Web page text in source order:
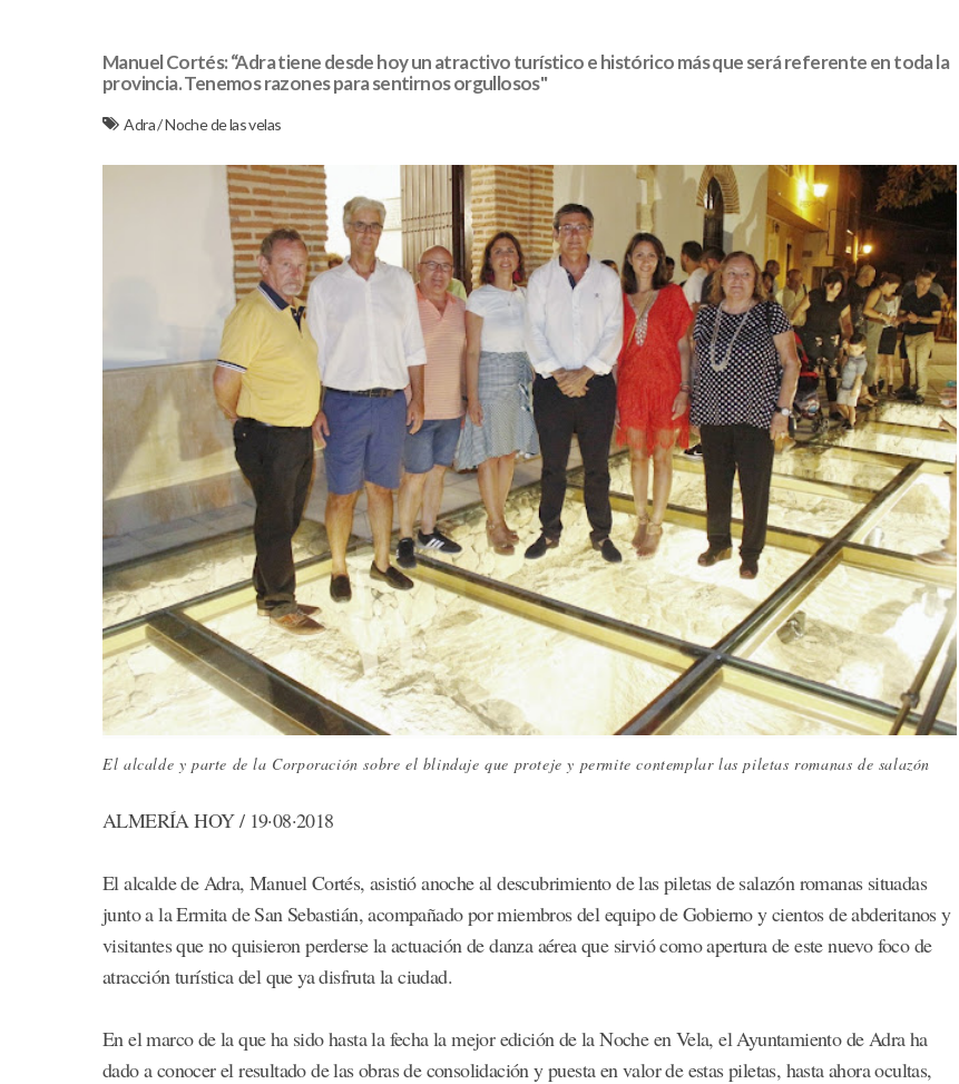
Manuel Cortés: “Adra tiene desde hoy un atractivo turístico e histórico más que será referente en toda la
provincia. Tenemos razones para sentirnos orgullosos"
Adra/Noche de las velas
El alcalde y parte de la Corporación sobre el blindaje que proteje y permite contemplar las piletas romanas de salazón
ALMERÍA HOY / 19·08·2018
El alcalde de Adra, Manuel Cortés, asistió anoche al descubrimiento de las piletas de salazón romanas situadas
junto a la Ermita de San Sebastián, acompañado por miembros del equipo de Gobierno y cientos de abderitanos y
visitantes que no quisieron perderse la actuación de danza aérea que sirvió como apertura de este nuevo foco de
atracción turística del que ya disfruta la ciudad.
En el marco de la que ha sido hasta la fecha la mejor edición de la Noche en Vela, el Ayuntamiento de Adra ha
dado a conocer el resultado de las obras de consolidación y puesta en valor de estas piletas, hasta ahora ocultas,